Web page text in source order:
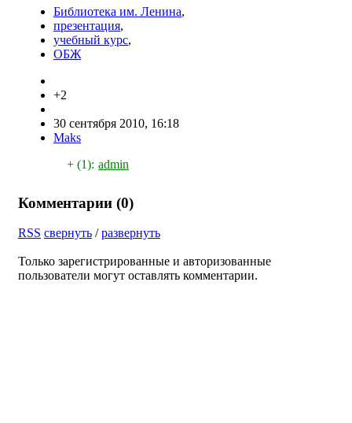
Библиотека им. Ленина,
презентация,
учебный курс,
ОБЖ
+2
30 сентября 2010, 16:18
Maks
+ (1): admin
Комментарии (0)
RSS свернуть /развернуть
Только зарегистрированные и авторизованные
пользователи могут оставлять комментарии.